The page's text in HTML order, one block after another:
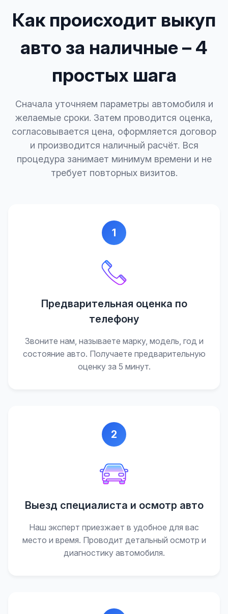
Как происходит выкуп
авто за наличные – 4
простых шага
Сначала уточняем параметры автомобиля и
желаемые сроки. Затем проводится оценка,
согласовывается цена, оформляется договор
и производится наличный расчёт. Вся
процедура занимает минимум времени и не
требует повторных визитов.
1
Предварительная оценка по
телефону
Звоните нам, называете марку, модель, год и
состояние авто. Получаете предварительную
оценку за 5 минут.
2
Выезд специалиста и осмотр авто
Наш эксперт приезжает в удобное для вас
место и время. Проводит детальный осмотр и
диагностику автомобиля.